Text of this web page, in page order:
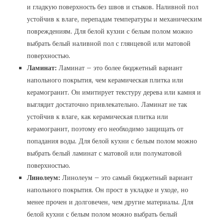
и гладкую поверхность без швов и стыков. Наливной пол
устойчив к влаге, перепадам температуры и механическим
повреждениям. Для белой кухни с белым полом можно
выбрать белый наливной пол с глянцевой или матовой
поверхностью.
Ламинат: Ламинат – это более бюджетный вариант
напольного покрытия, чем керамическая плитка или
керамогранит. Он имитирует текстуру дерева или камня и
выглядит достаточно привлекательно. Ламинат не так
устойчив к влаге, как керамическая плитка или
керамогранит, поэтому его необходимо защищать от
попадания воды. Для белой кухни с белым полом можно
выбрать белый ламинат с матовой или полуматовой
поверхностью.
Линолеум: Линолеум – это самый бюджетный вариант
напольного покрытия. Он прост в укладке и уходе, но
менее прочен и долговечен, чем другие материалы. Для
белой кухни с белым полом можно выбрать белый